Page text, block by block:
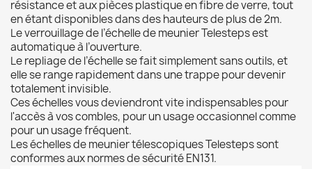
résistance et aux pièces plastique en fibre de verre, tout
en étant disponibles dans des hauteurs de plus de 2m.
Le verrouillage de l’échelle de meunier Telesteps est
automatique à l’ouverture.
Le repliage de l’échelle se fait simplement sans outils, et
elle se range rapidement dans une trappe pour devenir
totalement invisible.
Ces échelles vous deviendront vite indispensables pour
l'accès à vos combles, pour un usage occasionnel comme
pour un usage fréquent.
Les échelles de meunier télescopiques Telesteps sont
conformes aux normes de sécurité EN131.